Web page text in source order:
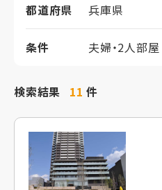
都道府県 兵庫県
条件 夫婦・2人部屋
検索結果 11件